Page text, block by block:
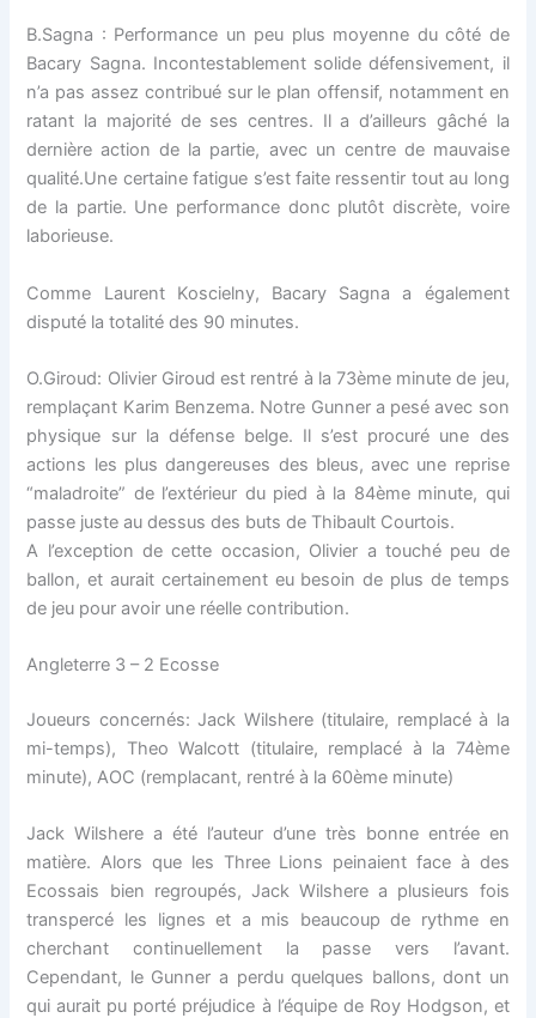
B.Sagna : Performance un peu plus moyenne du côté de
Bacary Sagna. Incontestablement solide défensivement, il
n’a pas assez contribué sur le plan offensif, notamment en
ratant la majorité de ses centres. Il a d’ailleurs gâché la
dernière action de la partie, avec un centre de mauvaise
qualité.Une certaine fatigue s’est faite ressentir tout au long
de la partie. Une performance donc plutôt discrète, voire
laborieuse.
Comme Laurent Koscielny, Bacary Sagna a également
disputé la totalité des 90 minutes.
O.Giroud: Olivier Giroud est rentré à la 73ème minute de jeu,
remplaçant Karim Benzema. Notre Gunner a pesé avec son
physique sur la défense belge. Il s’est procuré une des
actions les plus dangereuses des bleus, avec une reprise
“maladroite” de l’extérieur du pied à la 84ème minute, qui
passe juste au dessus des buts de Thibault Courtois.
A l’exception de cette occasion, Olivier a touché peu de
ballon, et aurait certainement eu besoin de plus de temps
de jeu pour avoir une réelle contribution.
Angleterre 3 – 2 Ecosse
Joueurs concernés: Jack Wilshere (titulaire, remplacé à la
mi-temps), Theo Walcott (titulaire, remplacé à la 74ème
minute), AOC (remplacant, rentré à la 60ème minute)
Jack Wilshere a été l’auteur d’une très bonne entrée en
matière. Alors que les Three Lions peinaient face à des
Ecossais bien regroupés, Jack Wilshere a plusieurs fois
transpercé les lignes et a mis beaucoup de rythme en
cherchant continuellement la passe vers l’avant.
Cependant, le Gunner a perdu quelques ballons, dont un
qui aurait pu porté préjudice à l’équipe de Roy Hodgson, et